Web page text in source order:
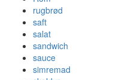
rugbrød
saft
salat
sandwich
sauce
simremad